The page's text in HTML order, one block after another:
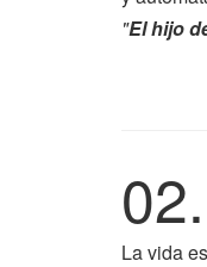
"El hijo
02.
La vida